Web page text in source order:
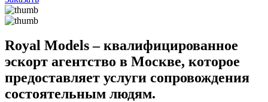
Royal Models – квалифицированное
эскорт агентство в Москве, которое
предоставляет услуги сопровождения
состоятельным людям.